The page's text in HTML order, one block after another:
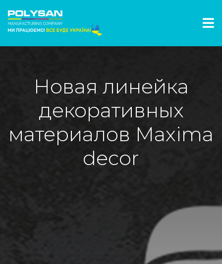
Новая линейка
декоративных
материалов Maxima
decor